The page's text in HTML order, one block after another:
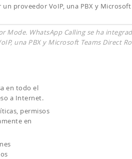
Mode. WhatsApp Calling se ha
una PBX y Microsoft Teams Direct
en todo el
a Internet.
permisos
en